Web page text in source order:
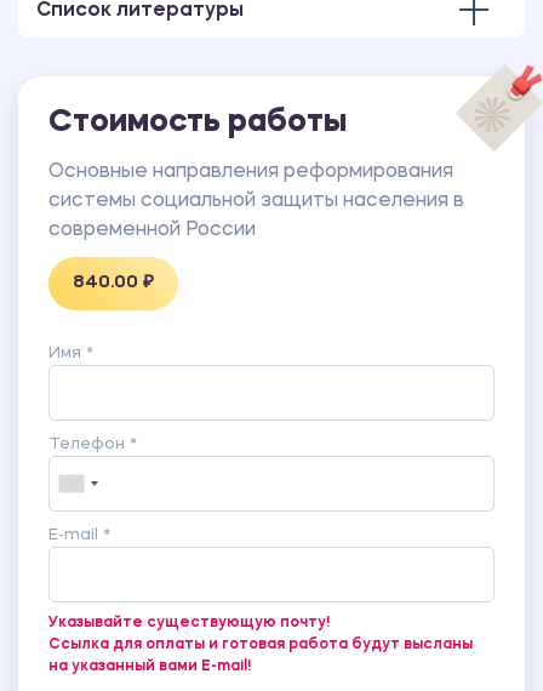
Список литературы
Стоимость работы
Основные направления реформирования
системы социальной защиты населения в
современной России
840.00 ₽
Имя *
Телефон *
E-mail *
Указывайте существующую почту!
Ссылка для оплаты и готовая работа будут высланы
на указанный вами E-mail!